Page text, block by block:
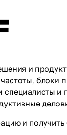
и
блоки
специалисты
и